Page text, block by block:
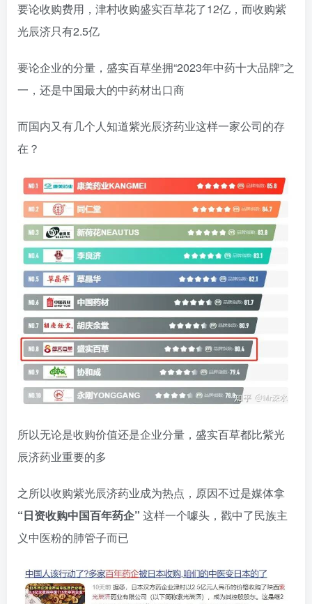
要论收购费用，津村收购盛实百草花了12亿，而收购紫
光辰济只有2.5亿
要论企业的分量，盛实百草坐拥“2023年中药十大品牌”之
一，还是中国最大的中药材出口商
而国内又有几个人知道紫光辰济药业这样一家公司的存
在？
所以无论是收购价值还是企业分量，盛实百草都比紫光
辰济药业重要的多
之所以收购紫光辰济药业成为热点，原因不过是媒体拿
“日资收购中国百年药企” 这样一个噱头，戳中了民族主
义中医粉的肺管子而已